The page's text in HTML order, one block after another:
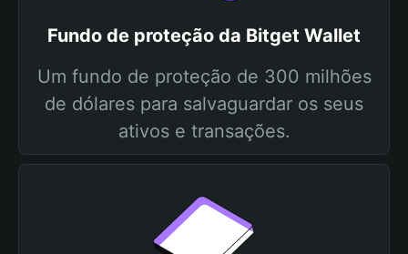
Fundo de proteção da Bitget Wallet
Um fundo de proteção de 300 milhões
de dólares para salvaguardar os seus
ativos e transações.